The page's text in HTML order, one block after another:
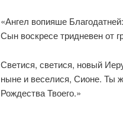
«Ангел вопияше
Сын воскресе тридневен от
Светися, светися, новый
ныне и веселися, Сионе. Ты
Рождества Твоего.»